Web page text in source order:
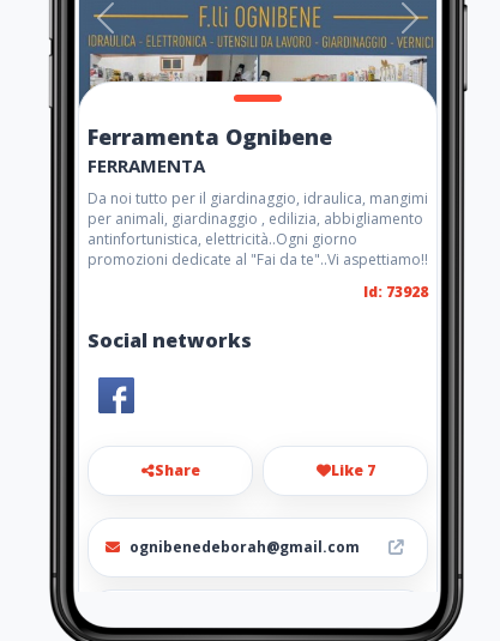
Ferramenta Ognibene
FERRAMENTA
Da noi tutto per il giardinaggio, idraulica, mangimi
per animali, giardinaggio , edilizia, abbigliamento
antinfortunistica, elettricità..Ogni giorno
promozioni dedicate al "Fai da te"..Vi aspettiamo!!
Id: 73928
Social networks
Share Like 7
ognibenedeborah@gmail.com